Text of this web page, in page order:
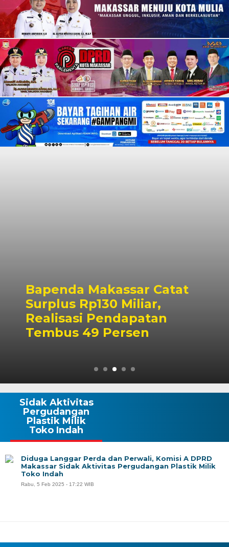
Bapenda Makassar Catat
Surplus Rp130 Miliar,
Realisasi Pendapatan
Tembus 49 Persen
Sidak Aktivitas
Pergudangan
Plastik Milik
Toko Indah
Diduga Langgar Perda dan Perwali, Komisi A DPRD
Makassar Sidak Aktivitas Pergudangan Plastik Milik
Toko Indah
Rabu, 5 Feb 2025 - 17:22 WIB